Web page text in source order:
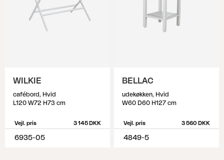
WILKIE
cafébord, Hvid
L120 W72 H73 cm
Vejl. pris 3 145 DKK
6935-05
BELLAC
udekøkken, Hvid
W60 D60 H127 cm
Vejl. pris 3 560 DKK
4849-5